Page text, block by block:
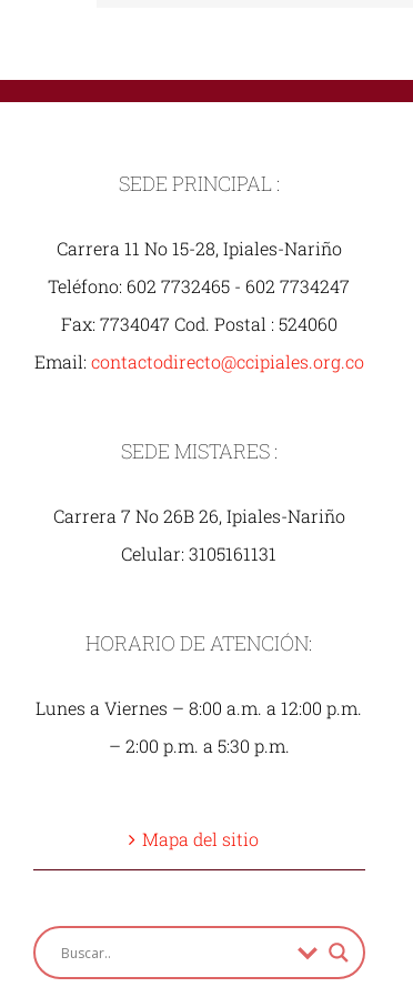
SEDE PRINCIPAL :
Carrera 11 No 15-28, Ipiales-Nariño
Teléfono: 602 7732465 - 602 7734247
Fax: 7734047 Cod. Postal : 524060
Email: contactodirecto@ccipiales.org.co
SEDE MISTARES :
Carrera 7 No 26B 26, Ipiales-Nariño
Celular: 3105161131
HORARIO DE ATENCIÓN:
Lunes a Viernes – 8:00 a.m. a 12:00 p.m.
– 2:00 p.m. a 5:30 p.m.
Mapa del sitio